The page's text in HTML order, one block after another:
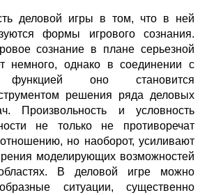
деловой игры в том, что в ней
формы игрового сознания.
сознание в плане серьезной
немного, однако в соединении с
функцией оно становится
решения ряда деловых
Произвольность и условность
не только не противоречат
но наоборот, усиливают
моделирующих возможностей
В деловой игре можно
ситуации, существенно